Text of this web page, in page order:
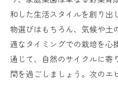
和した生活スタイルを創り出
物選びはもちろん、気候や土
適なタイミングでの栽培を心
通じて、自然のサイクルに寄
間を過ごしましょう。次のエ